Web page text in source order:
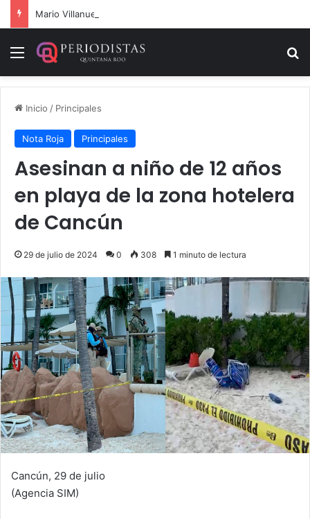
Mario Villanueva desmiente datos falsos sobre su caso
Menú
Inicio / Principales
Nota Roja Principales
Asesinan a niño de 12 años
en playa de la zona hotelera
de Cancún
29 de julio de 2024 0 308 1 minuto de lectura
Cancún, 29 de julio
(Agencia SIM)